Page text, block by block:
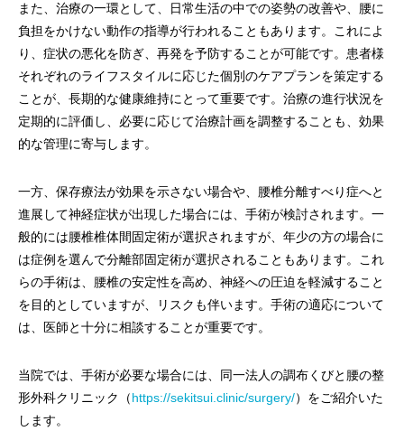
また、治療の一環として、日常生活の中での姿勢の改善や、腰に
負担をかけない動作の指導が行われることもあります。これによ
り、症状の悪化を防ぎ、再発を予防することが可能です。患者様
それぞれのライフスタイルに応じた個別のケアプランを策定する
ことが、長期的な健康維持にとって重要です。治療の進行状況を
定期的に評価し、必要に応じて治療計画を調整することも、効果
的な管理に寄与します。
一方、保存療法が効果を示さない場合や、腰椎分離すべり症へと
進展して神経症状が出現した場合には、手術が検討されます。一
般的には腰椎椎体間固定術が選択されますが、年少の方の場合に
は症例を選んで分離部固定術が選択されることもあります。これ
らの手術は、腰椎の安定性を高め、神経への圧迫を軽減すること
を目的としていますが、リスクも伴います。手術の適応について
は、医師と十分に相談することが重要です。
当院では、手術が必要な場合には、同一法人の調布くびと腰の整
形外科クリニック（https://sekitsui.clinic/surgery/）をご紹介いた
します。